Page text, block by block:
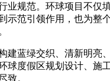
业规范。环球项目不仅
示范引领作用，也为整
蓝绿交织、清新明亮
球度假区规划设计、施
致。